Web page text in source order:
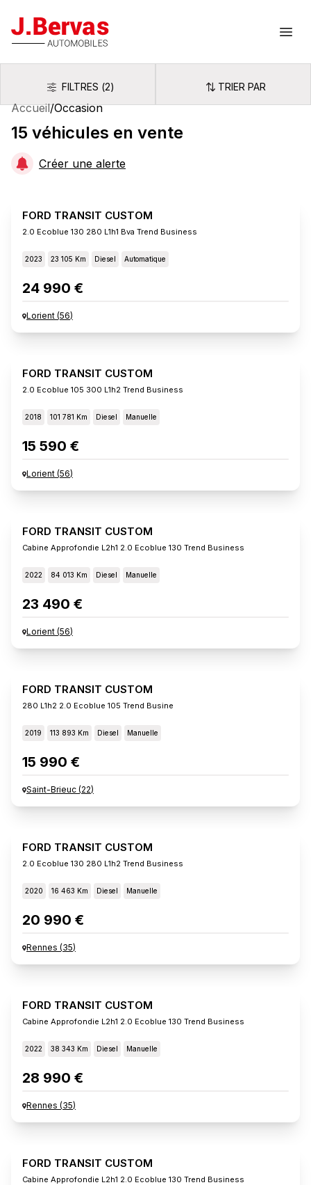
J.Bervas
FiltresFILTRES (2) Trier par
TRIER PAR
Accueil/Occasion
15 véhicules en vente
Créer une alerte
FORD TRANSIT CUSTOM
2.0 Ecoblue 130 280 L1h1 Bva Trend Business
2023 23 105 Km Diesel Automatique
24 990 €
Lorient (56)
FORD TRANSIT CUSTOM
2.0 Ecoblue 105 300 L1h2 Trend Business
2018 101 781 Km Diesel Manuelle
15 590 €
Lorient (56)
FORD TRANSIT CUSTOM
Cabine Approfondie L2h1 2.0 Ecoblue 130 Trend Business
2022 84 013 Km Diesel Manuelle
23 490 €
Lorient (56)
FORD TRANSIT CUSTOM
280 L1h2 2.0 Ecoblue 105 Trend Busine
2019 113 893 Km Diesel Manuelle
15 990 €
Saint-Brieuc (22)
FORD TRANSIT CUSTOM
2.0 Ecoblue 130 280 L1h2 Trend Business
2020 16 463 Km Diesel Manuelle
20 990 €
Rennes (35)
FORD TRANSIT CUSTOM
Cabine Approfondie L2h1 2.0 Ecoblue 130 Trend Business
2022 38 343 Km Diesel Manuelle
28 990 €
Rennes (35)
FORD TRANSIT CUSTOM
Cabine Approfondie L2h1 2.0 Ecoblue 130 Trend Business